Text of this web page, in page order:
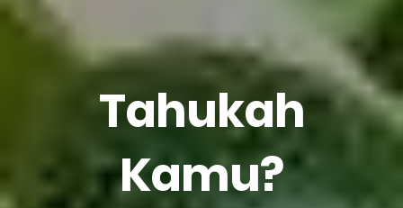
Tahukah
Kamu?